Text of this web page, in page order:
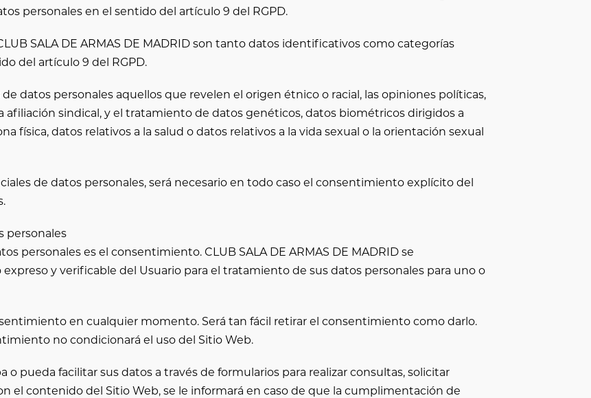
personales en el sentido del artículo 9 del RGPD.
SALA DE ARMAS DE MADRID son tanto datos identificativos como categorías
del artículo 9 del RGPD.
datos personales aquellos que revelen el origen étnico o racial, las opiniones políticas,
afiliación sindical, y el tratamiento de datos genéticos, datos biométricos dirigidos a
física, datos relativos a la salud o datos relativos a la vida sexual o la orientación sexual
de datos personales, será necesario en todo caso el consentimiento explícito del
personales
personales es el consentimiento. CLUB SALA DE ARMAS DE MADRID se
y verificable del Usuario para el tratamiento de sus datos personales para uno o
en cualquier momento. Será tan fácil retirar el consentimiento como darlo.
no condicionará el uso del Sitio Web.
o pueda facilitar sus datos a través de formularios para realizar consultas, solicitar
el contenido del Sitio Web, se le informará en caso de que la cumplimentación de